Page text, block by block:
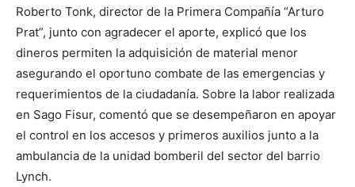
Roberto Tonk, director de la Primera Compañía “Arturo
Prat”, junto con agradecer el aporte, explicó que los
dineros permiten la adquisición de material menor
asegurando el oportuno combate de las emergencias y
requerimientos de la ciudadanía. Sobre la labor realizada
en Sago Fisur, comentó que se desempeñaron en apoyar
el control en los accesos y primeros auxilios junto a la
ambulancia de la unidad bomberil del sector del barrio
Lynch.